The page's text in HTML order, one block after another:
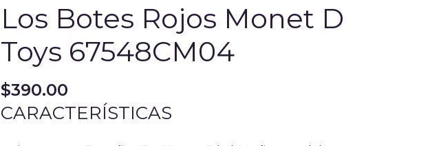
Los Botes Rojos Monet D
Toys 67548CM04
$390.00
CARACTERÍSTICAS